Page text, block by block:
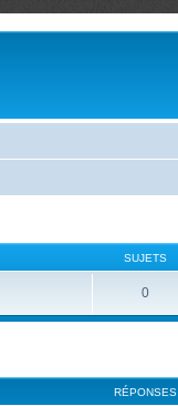
SUJETS
0
RÉPONSES